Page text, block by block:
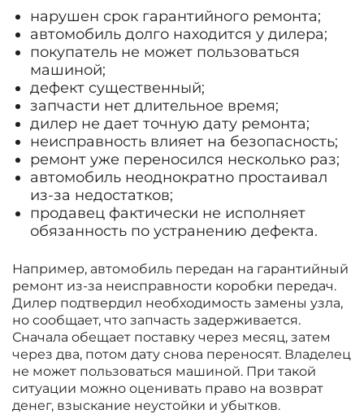
нарушен срок гарантийного ремонта;
автомобиль долго находится у дилера;
покупатель не может пользоваться
машиной;
дефект существенный;
запчасти нет длительное время;
дилер не дает точную дату ремонта;
неисправность влияет на безопасность;
ремонт уже переносился несколько раз;
автомобиль неоднократно простаивал
из-за недостатков;
продавец фактически не исполняет
обязанность по устранению дефекта.
Например, автомобиль передан на гарантийный
ремонт из-за неисправности коробки передач.
Дилер подтвердил необходимость замены узла,
но сообщает, что запчасть задерживается.
Сначала обещает поставку через месяц, затем
через два, потом дату снова переносят. Владелец
не может пользоваться машиной. При такой
ситуации можно оценивать право на возврат
денег, взыскание неустойки и убытков.